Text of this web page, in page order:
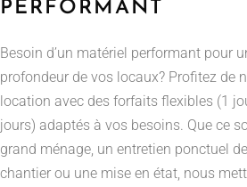
PERFORMANT
Besoin d’un matériel performant pour
profondeur de vos locaux? Profitez de
location avec des forfaits flexibles (1
jours) adaptés à vos besoins. Que ce
grand ménage, un entretien ponctuel
chantier ou une mise en état, nous